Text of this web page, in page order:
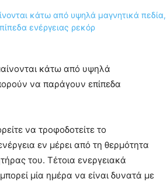
κάτω από υψηλά
να παράγουν επίπεδα
να τροφοδοτείτε το
εν μέρει από τη θερμότητα
του. Τέτοια ενεργειακά
μία ημέρα να είναι δυνατά με